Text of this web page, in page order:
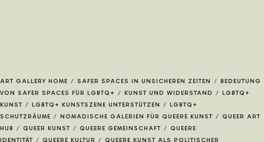
KÜNSTLER*INNEN
ART GALLERY HOME / SAFER SPACES IN UNSICHEREN ZEITEN / BEDEUTUNG
VON SAFER SPACES FÜR LGBTQ+ / KUNST UND WIDERSTAND / LGBTQ+
KUNST / LGBTQ+ KUNSTSZENE UNTERSTÜTZEN / LGBTQ+
SCHUTZRÄUME / NOMADISCHE GALERIEN FÜR QUEERE KUNST / QUEER ART
HUB / QUEER KUNST / QUEERE GEMEINSCHAFT / QUEERE
IDENTITÄT / QUEERE KULTUR / QUEERE KUNST ALS POLITISCHER